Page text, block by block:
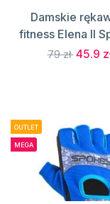
Damskie
fitness Elena II
79 zł 45.9
OUTLET
MEGA